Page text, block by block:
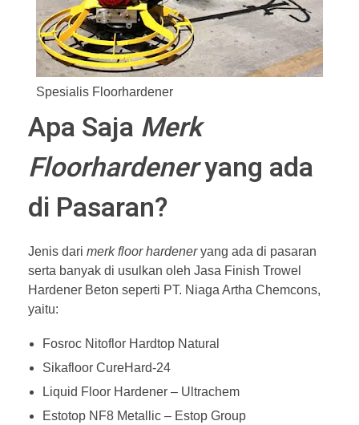
Spesialis Floorhardener
Apa Saja Merk
Floorhardeneryang ada
di Pasaran?
Jenis dari merk floor hardeneryang ada di pasaran
serta banyak di usulkan oleh Jasa Finish Trowel
Hardener Beton seperti PT. Niaga Artha Chemcons,
yaitu:
Fosroc Nitoflor Hardtop Natural
Sikafloor CureHard-24
Liquid Floor Hardener – Ultrachem
Estotop NF8 Metallic – Estop Group